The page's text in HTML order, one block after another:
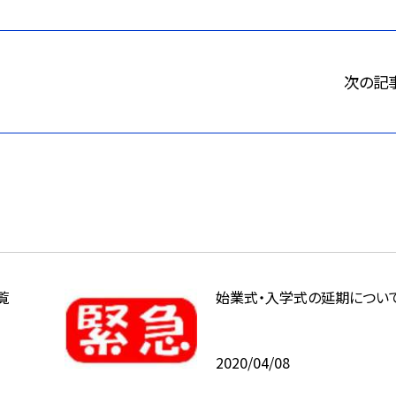
次の記
始業式・入学式の延期につい
2020/04/08